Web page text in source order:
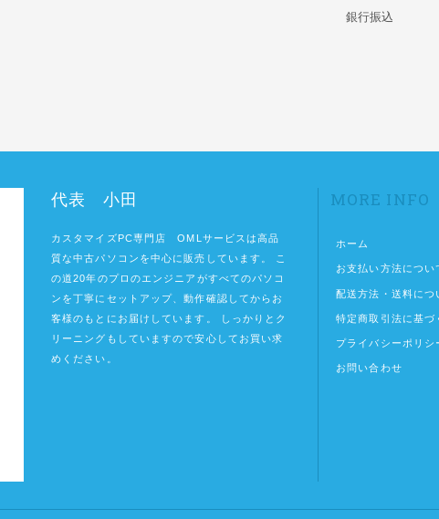
銀行振込
代表 小田
カスタマイズPC専門店 OMLサービスは高品
質な中古パソコンを中心に販売しています。 こ
の道20年のプロのエンジニアがすべてのパソコ
ンを丁寧にセットアップ、動作確認してからお
客様のもとにお届けしています。 しっかりとク
リーニングもしていますので安心してお買い求
めください。
MORE INFO
ホーム
お支払い方法につい
配送方法・送料につ
特定商取引法に基づ
プライバシーポリシ
お問い合わせ